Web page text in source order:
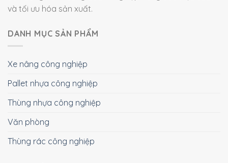
và tối ưu hóa sản xuất.
DANH MỤC SẢN PHẨM
Xe nâng công nghiệp
Pallet nhựa công nghiệp
Thùng nhựa công nghiệp
Văn phòng
Thùng rác công nghiệp